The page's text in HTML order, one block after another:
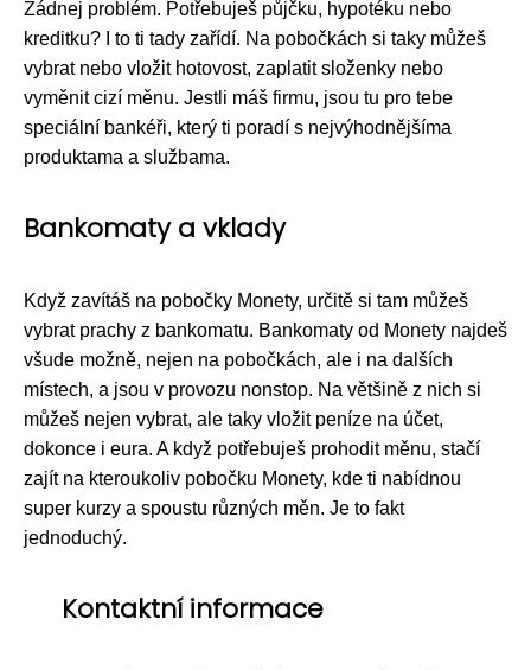
Žádnej problém. Potřebuješ půjčku, hypotéku nebo
kreditku? I to ti tady zařídí. Na pobočkách si taky můžeš
vybrat nebo vložit hotovost, zaplatit složenky nebo
vyměnit cizí měnu. Jestli máš firmu, jsou tu pro tebe
speciální bankéři, který ti poradí s nejvýhodnějšíma
produktama a službama.
Bankomaty a vklady
Když zavítáš na pobočky Monety, určitě si tam můžeš
vybrat prachy z bankomatu. Bankomaty od Monety najdeš
všude možně, nejen na pobočkách, ale i na dalších
místech, a jsou v provozu nonstop. Na většině z nich si
můžeš nejen vybrat, ale taky vložit peníze na účet,
dokonce i eura. A když potřebuješ prohodit měnu, stačí
zajít na kteroukoliv pobočku Monety, kde ti nabídnou
super kurzy a spoustu různých měn. Je to fakt
jednoduchý.
Kontaktní informace